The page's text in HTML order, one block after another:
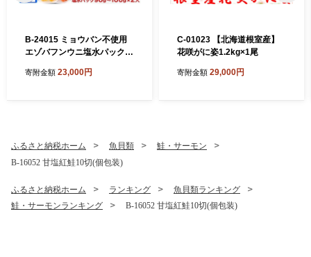
B-24015 ミョウバン不使用
エゾバフンウニ塩水パック9
発送]
寄附金額 23,000円
C-01023 【北海道根室産】
花咲がに姿1.2kg×1尾
寄附金額 29,000円
ふるさと納税ホーム 魚貝類
鮭・サーモン
B-16052 甘塩紅鮭10切(個包装)
ふるさと納税ホーム ランキング
魚貝類ランキング
鮭・サーモンランキング
B-16052 甘塩紅鮭10切(個包装)